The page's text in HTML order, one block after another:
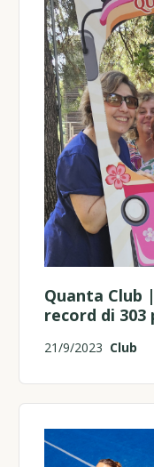
Quanta Club
record di
21/9/2023 Club